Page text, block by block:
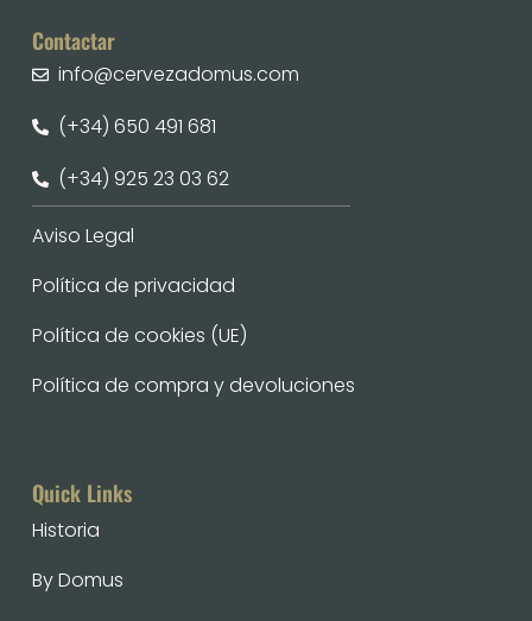
Quick Links
Historia
By Domus
Contactar
info@cervezadomus.com
(+34) 650 491 681
(+34) 925 23 03 62
Aviso Legal
Política de privacidad
Política de cookies (UE)
Política de compra y devoluciones